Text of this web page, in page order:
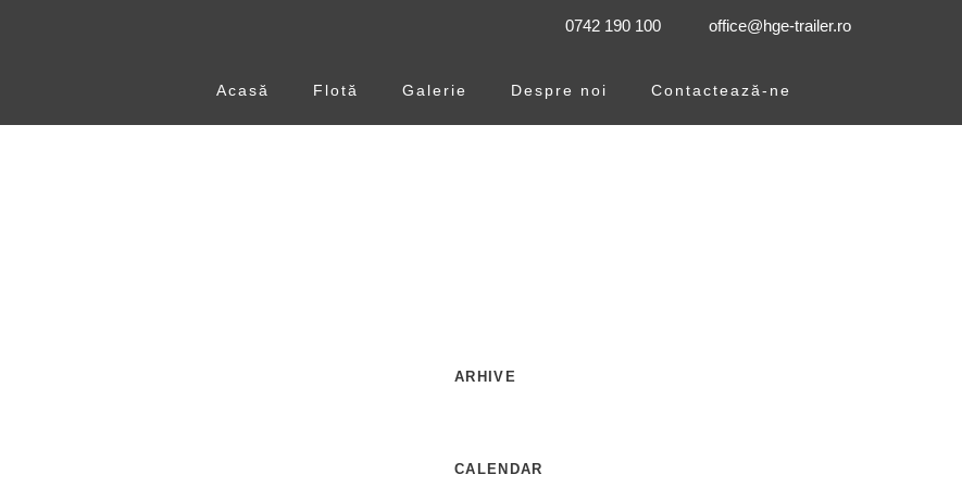
0742 190 100 office@hge-trailer.ro
Acasă Flotă Galerie Despre noi Contactează-ne
ARHIVE
CALENDAR